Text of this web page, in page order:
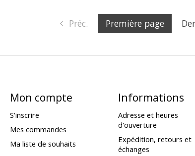
Préc. Première page
Mon compte
S'inscrire
Mes commandes
Ma liste de souhaits
Informations
Adresse et heures
d'ouverture
Expédition, retours et
échanges